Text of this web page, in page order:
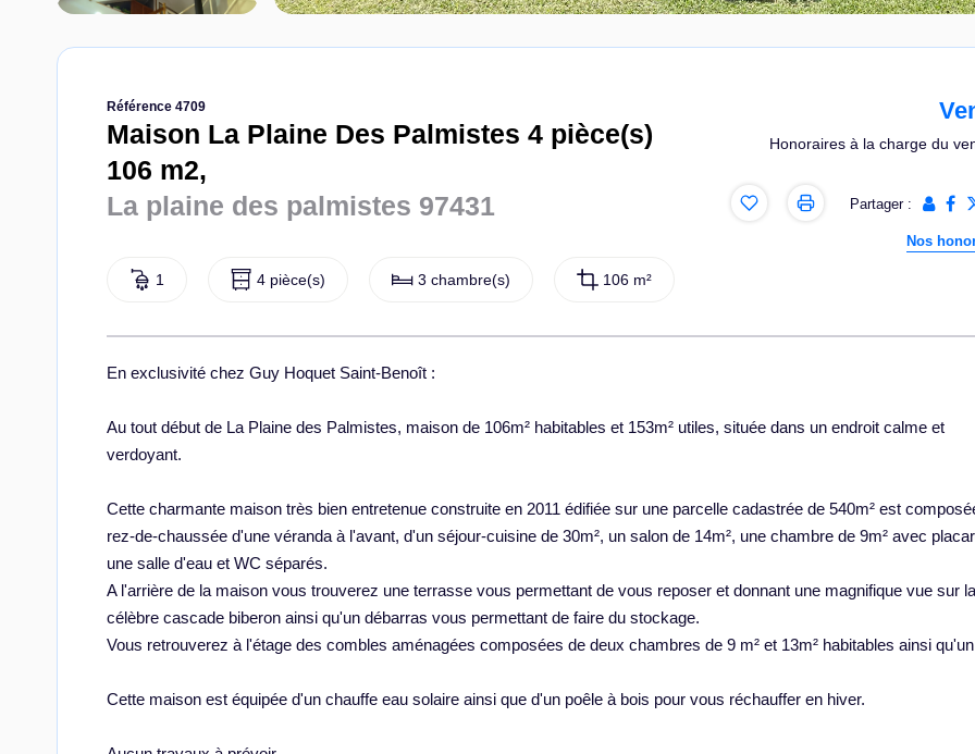
Référence 4709
Maison La Plaine Des Palmistes 4 pièce(s)
106 m2,
La plaine des palmistes 97431
1 4 pièce(s) 3 chambre(s) 106 m²
Honoraires à la charge du
Partager :
Nos
En exclusivité chez Guy Hoquet Saint-Benoît :
Au tout début de La Plaine des Palmistes, maison de 106m² habitables et 153m² utiles, située dans un endroit calme et
verdoyant.
Cette charmante maison très bien entretenue construite en 2011 édifiée sur une parcelle cadastrée de 540m² est
rez-de-chaussée d'une véranda à l'avant, d'un séjour-cuisine de 30m², un salon de 14m², une chambre de 9m² avec
une salle d'eau et WC séparés.
A l'arrière de la maison vous trouverez une terrasse vous permettant de vous reposer et donnant une magnifique vue sur la
célèbre cascade biberon ainsi qu'un débarras vous permettant de faire du stockage.
Vous retrouverez à l'étage des combles aménagées composées de deux chambres de 9 m² et 13m² habitables ainsi
Cette maison est équipée d'un chauffe eau solaire ainsi que d'un poêle à bois pour vous réchauffer en hiver.